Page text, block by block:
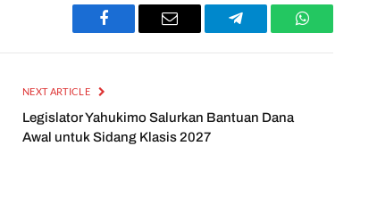
Facebook Email Telegram WhatsApp
NEXT ARTICLE
Legislator Yahukimo Salurkan Bantuan Dana
Awal untuk Sidang Klasis 2027